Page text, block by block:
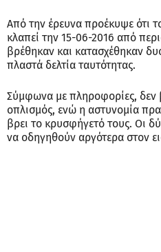
Από την έρευνα προέκυψε ότι
κλαπεί την 15-06-2016 από
βρέθηκαν και κατασχέθηκαν
πλαστά δελτία ταυτότητας.
Σύμφωνα με πληροφορίες, δεν
οπλισμός, ενώ η αστυνομία
βρει το κρυσφήγετό τους. Οι
να οδηγηθούν αργότερα στον